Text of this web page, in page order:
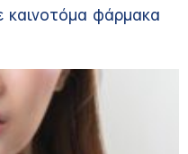
καινοτόμα φάρμακα